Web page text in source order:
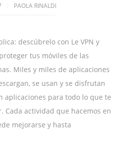
PAOLA RINALDI
descúbrelo con Le VPN y
tus móviles de las
Miles y miles de aplicaciones
se usan y se disfrutan
aplicaciones para todo lo que te
Cada actividad que hacemos en
mejorarse y hasta